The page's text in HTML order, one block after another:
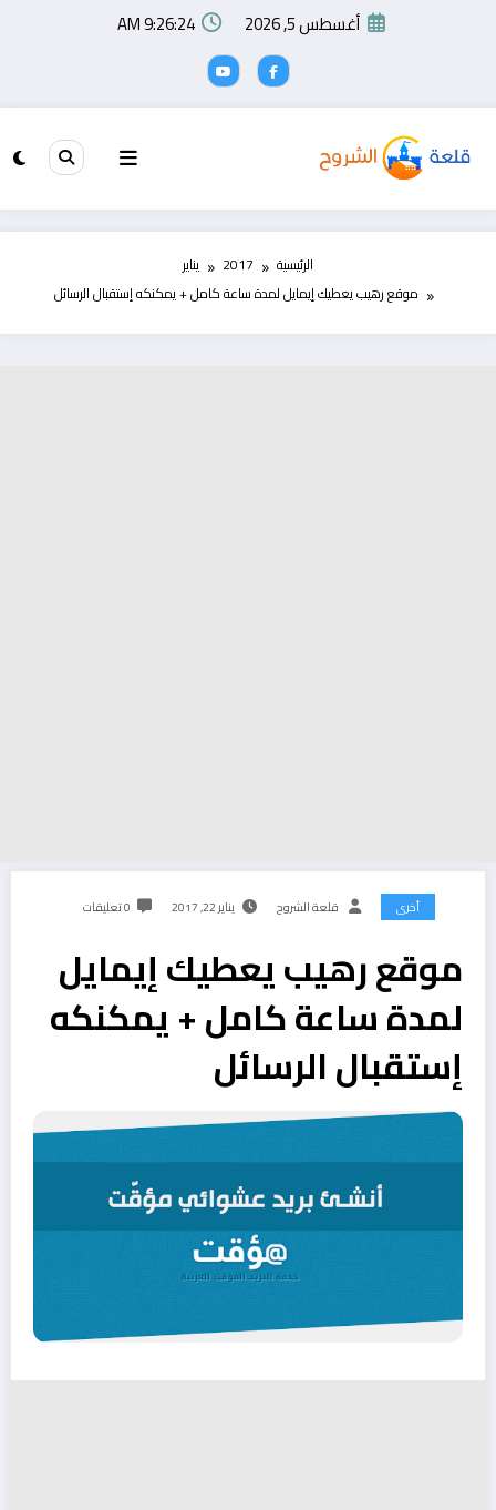
أغسطس 5, 2026 9:26:24 AM
الرئيسية 2017
يناير
موقع رهيب يعطيك إيمايل لمدة ساعة كامل + يمكنكه إستقبال الرسائل
أخرى قلعة الشروح يناير 22, 2017 0 تعليقات
موقع رهيب يعطيك إيمايل
لمدة ساعة كامل + يمكنكه
إستقبال الرسائل